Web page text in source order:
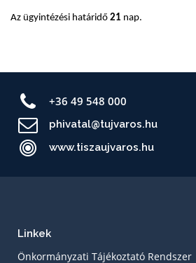
+36 49 548 000
phivatal@tujvaros.hu
www.tiszaujvaros.hu
Linkek
Önkormányzati Tájékoztató Rendszer